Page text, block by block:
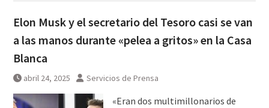
Elon Musk y el secretario del Tesoro casi se van
a las manos durante «pelea a gritos» en la Casa
Blanca
abril 24, 2025 Servicios de Prensa
«Eran dos multimillonarios de